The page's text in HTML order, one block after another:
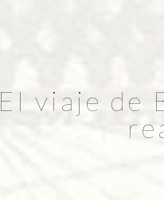
El viaje de